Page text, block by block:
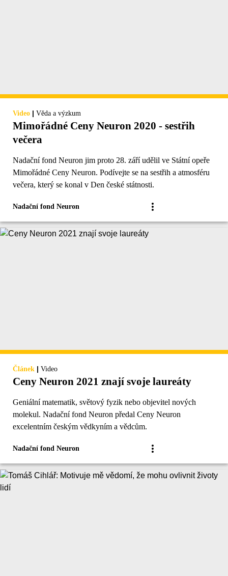
Video | Věda a výzkum
Mimořádné Ceny Neuron 2020 - sestřih
večera
Nadační fond Neuron jim proto 28. září udělil ve Státní opeře
Mimořádné Ceny Neuron. Podívejte se na sestřih a atmosféru
večera, který se konal v Den české státnosti.
Nadační fond Neuron
Článek | Video
Ceny Neuron 2021 znají svoje laureáty
Geniální matematik, světový fyzik nebo objevitel nových
molekul. Nadační fond Neuron předal Ceny Neuron
excelentním českým vědkyním a vědcům.
Nadační fond Neuron